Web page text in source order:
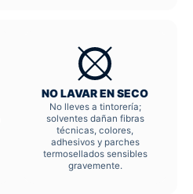
NO LAVAR EN SECO
No lleves a tintorería;
solventes dañan fibras
técnicas, colores,
adhesivos y parches
termosellados sensibles
gravemente.